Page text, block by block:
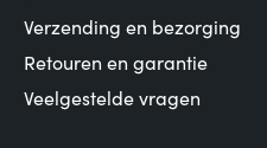
Verzending en bezorging
Retouren en garantie
Veelgestelde vragen